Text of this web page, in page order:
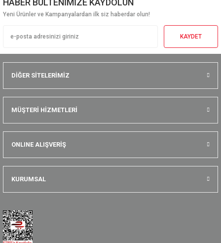
HABER BÜLTENİMİZE KAYDOLUN
Yeni Ürünler ve Kampanyalardan ilk siz haberdar olun!
KAYDET
DİĞER SİTELERİMİZ
MÜŞTERİ HİZMETLERİ
ONLINE ALIŞVERİŞ
KURUMSAL